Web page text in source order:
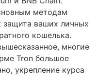
методам
защита ваших личных
кошелька.
многие
Tron большое
укрепление курса